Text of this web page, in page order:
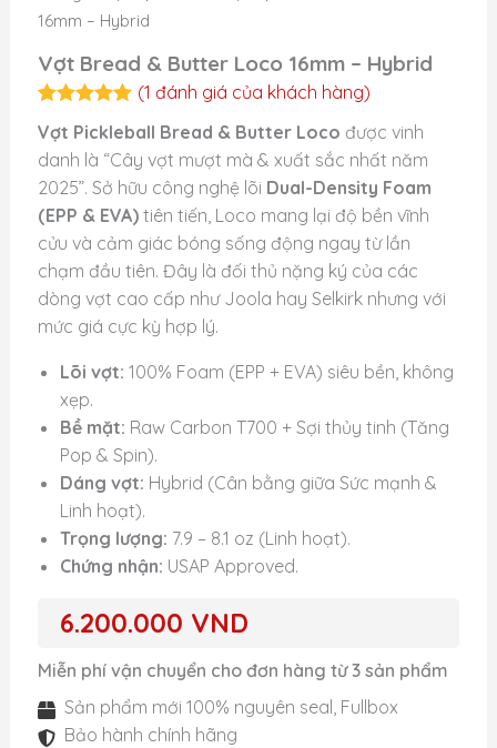
16mm – Hybrid
Vợt Bread & Butter Loco 16mm – Hybrid
dựa trên
đánh giá
(1 đánh giá của khách hàng)
Vợt Pickleball Bread & Butter Loco được vinh
danh là “Cây vợt mượt mà & xuất sắc nhất năm
2025”. Sở hữu công nghệ lõi Dual-Density Foam
(EPP & EVA)tiên tiến, Loco mang lại độ bền vĩnh
cửu và cảm giác bóng sống động ngay từ lần
chạm đầu tiên. Đây là đối thủ nặng ký của các
dòng vợt cao cấp như Joola hay Selkirk nhưng với
mức giá cực kỳ hợp lý.
Lõi vợt: 100% Foam (EPP + EVA) siêu bền, không
xẹp.
Bề mặt: Raw Carbon T700 + Sợi thủy tinh (Tăng
Pop & Spin).
Dáng vợt: Hybrid (Cân bằng giữa Sức mạnh &
Linh hoạt).
Trọng lượng: 7.9 – 8.1 oz (Linh hoạt).
Chứng nhận: USAP Approved.
6.200.000 VND
Miễn phí vận chuyển cho đơn hàng từ 3 sản phẩm
Sản phẩm mới 100% nguyên seal, Fullbox
Bảo hành chính hãng